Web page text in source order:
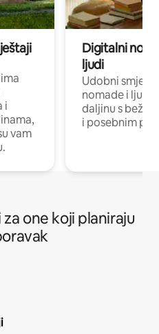
i
vam
Digitalni
ljudi
Udobni
nomade i ljude
daljinu s
i posebnim
one koji planiraju